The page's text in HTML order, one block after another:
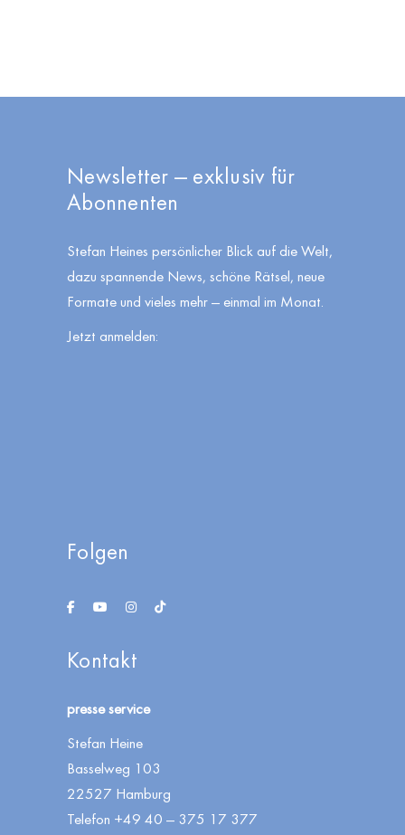
News­let­ter — exklu­siv für
Abonnenten
Ste­fan Hei­nes per­sön­li­cher Blick auf die Welt,
dazu span­nen­de News, schö­ne Rät­sel, neue
For­ma­te und vie­les mehr — ein­mal im Monat.
Jetzt anmel­den:
Folgen
Kon­takt
pres­se service
Ste­fan Heine
Bas­sel­weg 103
22527 Hamburg
Tele­fon +49 40 — 375 17 377